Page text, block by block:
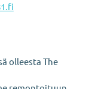
olleesta The